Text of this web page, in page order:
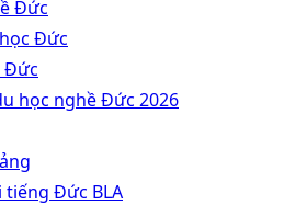
Đức
Đức
Đức
học nghề Đức 2026
tiếng Đức BLA